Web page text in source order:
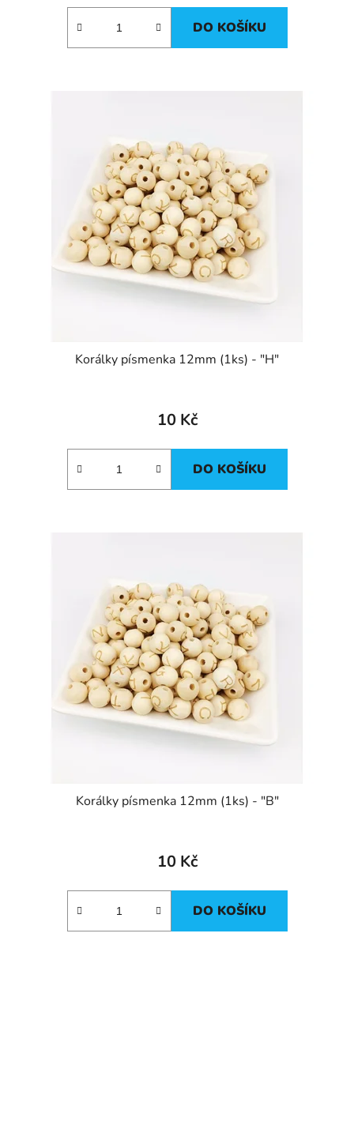
DO KOŠÍKU
Korálky písmenka 12mm (1ks) - "H"
10 Kč
DO KOŠÍKU
Korálky písmenka 12mm (1ks) - "B"
10 Kč
DO KOŠÍKU